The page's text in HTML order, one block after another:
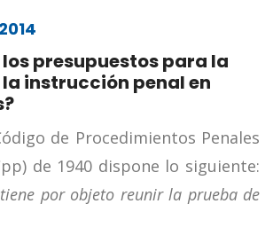
los presupuestos para la
instrucción penal en
de Procedimientos Penales
de 1940 dispone lo siguiente:
por objeto reunir la prueba de